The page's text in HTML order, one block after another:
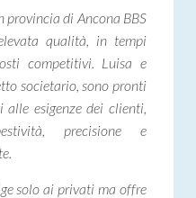
provincia di Ancona BBS
qualità, in tempi
competitivi. Luisa e
societario, sono pronti
alle esigenze dei clienti,
precisione e
solo ai privati ma offre